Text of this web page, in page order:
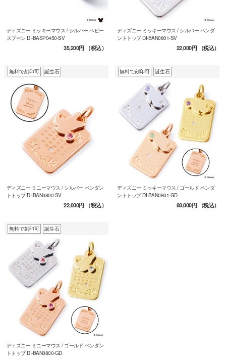
ディズニー ミッキーマウス / シルバー ベビー
スプーン DI-BASP0450-SV
35,200円（税込）
ディズニー ミッキーマウス / シルバー ペンダ
ントトップ DI-BAN0801-SV
22,000円（税込）
無料で刻印可 誕生石
ディズニー ミニーマウス / シルバー ペンダン
トトップ DI-BAN0800-SV
22,000円（税込）
無料で刻印可 誕生石
ディズニー ミッキーマウス / ゴールド ペンダ
ントトップ DI-BAN0801-GD
88,000円（税込）
無料で刻印可 誕生石
ディズニー ミニーマウス / ゴールド ペンダン
トトップ DI-BAN0800-GD